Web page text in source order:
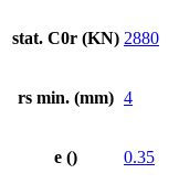
stat. C0r (KN) 2880
rs min. (mm) 4
e () 0.35